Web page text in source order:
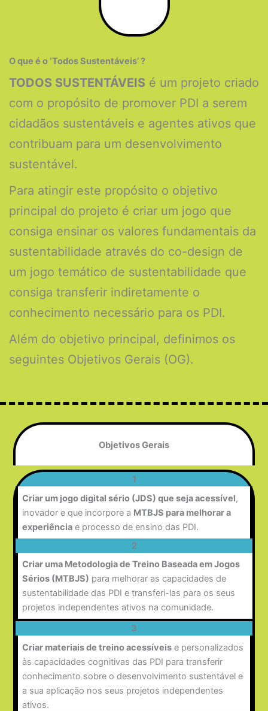
O que é o ‘Todos Sustentáveis’ ?
TODOS SUSTENTÁVEIS é um projeto criado
com o propósito de promover PDI a serem
cidadãos sustentáveis e agentes ativos que
contribuam para um desenvolvimento
sustentável.
Para atingir este propósito o objetivo
principal do projeto é criar um jogo que
consiga ensinar os valores fundamentais da
sustentabilidade através do co-design de
um jogo temático de sustentabilidade que
consiga transferir indiretamente o
conhecimento necessário para os PDI.
Além do objetivo principal, definimos os
seguintes Objetivos Gerais (OG).
Objetivos Gerais
1
Criar um jogo digital sério (JDS) que seja acessível,
inovador e que incorpore a MTBJS para melhorar a
experiência e processo de ensino das PDI.
2
Criar uma Metodologia de Treino Baseada em Jogos
Sérios (MTBJS) para melhorar as capacidades de
sustentabilidade das PDI e transferi-las para os seus
projetos independentes ativos na comunidade.
3
Criar materiais de treino acessíveis e personalizados
às capacidades cognitivas das PDI para transferir
conhecimento sobre o desenvolvimento sustentável e
a sua aplicação nos seus projetos independentes
ativos.